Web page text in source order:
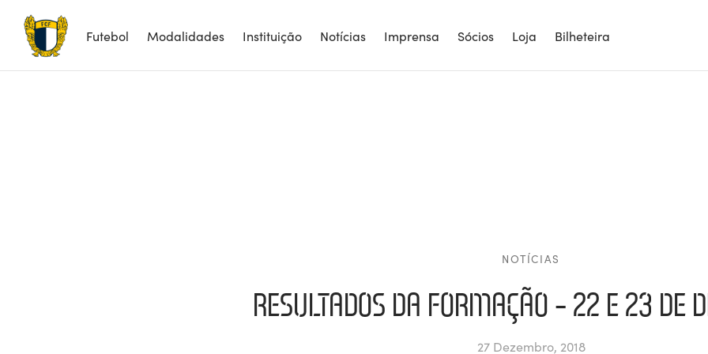
Futebol Modalidades Instituição Notícias Imprensa Sócios Loja Bilheteira
NOTÍCIAS
RESULTADOS DA FORMAÇÃO – 22 E 23 DE
27 Dezembro, 2018